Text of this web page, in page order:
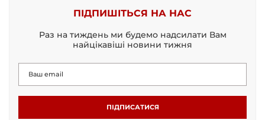
ПІДПИШІТЬСЯ НА НАС
Раз на тиждень ми будемо надсилати Вам
найцікавіші новини тижня
ПІДПИСАТИСЯ